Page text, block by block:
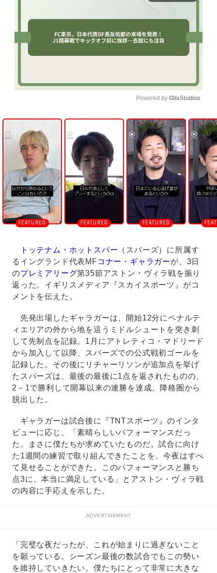
U
n
m
u
t
e
Powered by GliaStudios
トッテナム・ホットスパー （スパーズ）に所属す
るイングランド代表MFコナー・ギャラガーが、3日
のプレミアリーグ第35節アストン・ヴィラ戦を振り
返った。イギリスメディア『スカイスポーツ』がコ
メントを伝えた。
先発出場したギャラガーは、開始12分にペナルテ
ィエリアの外から地を這うミドルシュートを突き刺
して先制点を記録。1月にアトレティコ・マドリード
から加入して以降、スパーズでの公式戦初ゴールを
記録した。その後にリチャーリソンが追加点を挙げ
たスパーズは、最後の最後に1点を返されたものの、
2－1で勝利して開幕以来の連勝を達成。降格圏から
脱出した。
ギャラガーは試合後に『TNTスポーツ』のインタ
ビューに応じ、「素晴らしいパフォーマンスだっ
た。まさに僕たちが求めていたものだ。試合に向け
た1週間の練習で取り組んできたことを、今夜はすべ
て見せることができた。このパフォーマンスと勝ち
点3に、本当に満足している」とアストン・ヴィラ戦
の内容に手応えを示した。
ADVERTISEMENT
「完璧な夜だったが、これが始まりに過ぎないこと
を願っている。シーズン最後の数試合でもこの勢い
を維持していきたい。僕たちにとって非常に大きな